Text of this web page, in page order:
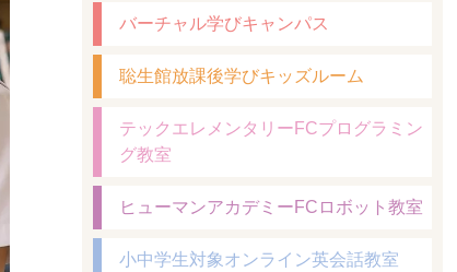
バーチャル学びキャンパス
聡生館放課後学びキッズルーム
テックエレメンタリーFCプログラミン
グ教室
ヒューマンアカデミーFCロボット教室
小中学生対象オンライン英会話教室